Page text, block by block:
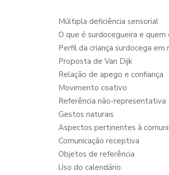
Múltipla deficiência sensorial
O que é surdocegueira e quem
Perfil da criança surdocega
Proposta de Van Dijk
Relação de apego e confiança
Movimento coativo
Referência não-representativa
Gestos naturais
Aspectos pertinentes à
Comunicação receptiva
Objetos de referência
Uso do calendário